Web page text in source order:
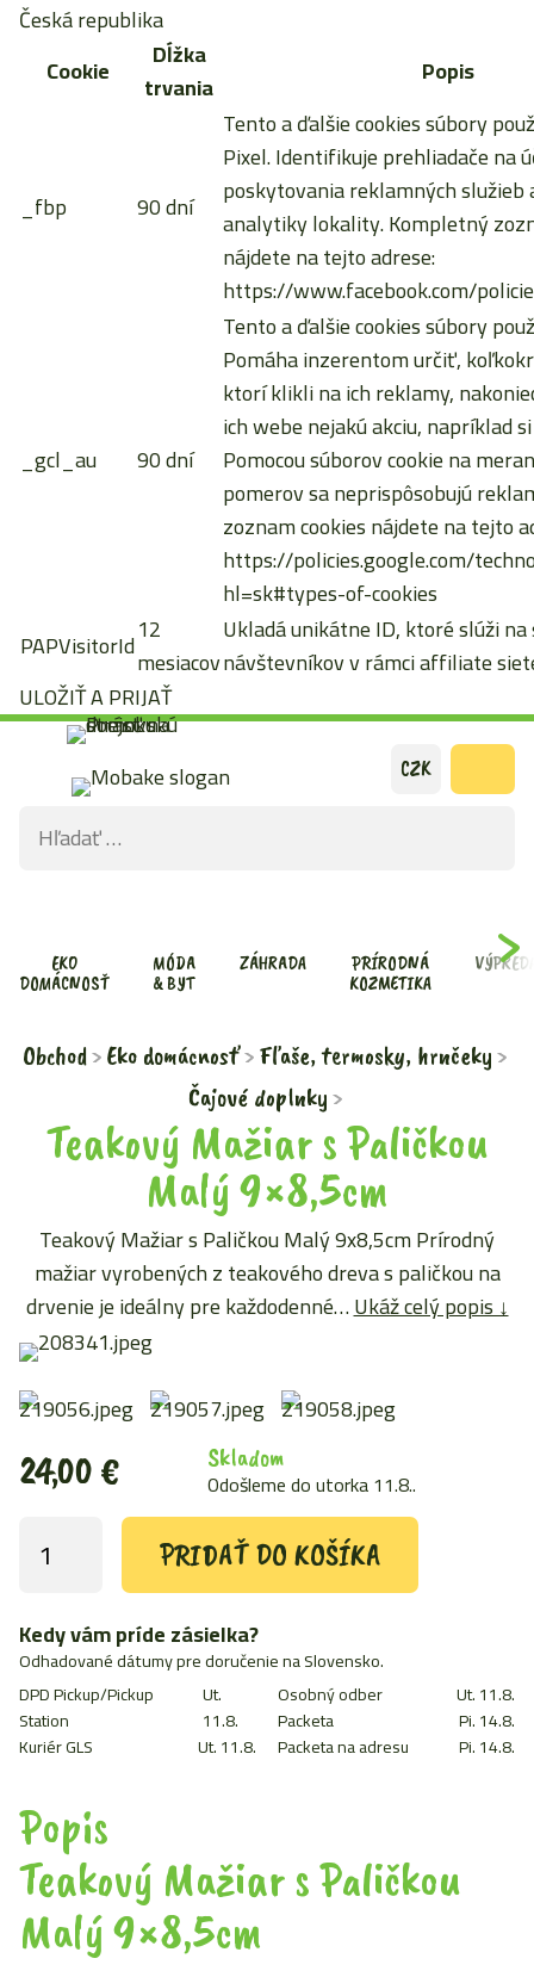
Preskočiť
obsah
EKO
DOMÁCNOSŤ
MÓDA
& BYT
ZÁHRADA
PRÍRODNÁ
KOZMETIKA
Hľadať:
CZK
Obchod Eko domácnosť
Fľaše, termosky, hrnčeky
Čajové doplnky
Teakový Mažiar s Paličkou
Malý 9×8,5cm
Teakový Mažiar s Paličkou Malý 9x8,5cm Prírodný
mažiar vyrobených z teakového dreva s paličkou na
drvenie je ideálny pre každodenné…Ukáž celý popis ↓
24,00€ Skladom
Odošleme do utorka 11.8..
množstvo
s
Paličkou
Malý
9x8,5cm
PRIDAŤ DO KOŠÍKA
Kedy vám príde zásielka?
Odhadované dátumy pre doručenie na Slovensko.
DPD Pickup/Pickup
Station
Ut.
11.8.
Kuriér GLS
Ut. 11.8.
Osobný odber
Ut. 11.8.
Packeta
Pi. 14.8.
Packeta na adresu
Pi. 14.8.
Popis
Teakový Mažiar s Paličkou
Malý 9×8,5cm
Česká republika
Cookie
Dĺžka
trvania
Popis
_fbp 90 dní
Tento a ďalšie cookies súbory
Pixel. Identifikuje prehliadače na
poskytovania reklamných služieb
analytiky lokality. Kompletný
nájdete na tejto adrese:
https://www.facebook.com/
_gcl_au 90 dní
Tento a ďalšie cookies súbory
Pomáha inzerentom určiť,
ktorí klikli na ich reklamy,
ich webe nejakú akciu, napríklad
Pomocou súborov cookie na
pomerov sa neprispôsobujú
zoznam cookies nájdete na tejto
https://policies.google.com/
hl=sk#types-of-cookies
PAPVisitorId12
mesiacov
Ukladá unikátne ID, ktoré slúži
návštevníkov v rámci affiliate
ULOŽIŤ A PRIJAŤ